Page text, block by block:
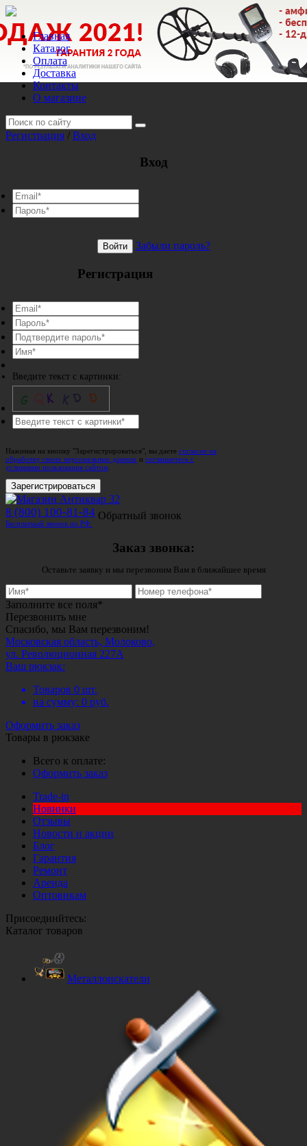
Главная
Каталог
Оплата
Доставка
Контакты
О магазине
Регистрация / Вход
Вход
Войти Забыли пароль?
Регистрация
Введите текст с картинки:
Нажимая на кнопку "Зарегистрироваться", вы даете согласие на
обработку своих персональных данных и соглашаетесь с
условиями пользования сайтом
Зарегистрироваться
8 (800) 100-81-84
Бесплатный звонок по РФ.
Обратный звонок
Заказ звонка:
Оставьте заявку и мы перезвоним Вам в ближайшее время
Заполните все поля*
Перезвонить мне
Спасибо, мы Вам перезвоним!
Московская область, Молоково,
ул. Революционная 227А
Ваш рюкзак:
Товаров 0 шт.
на сумму: 0 руб.
Оформить заказ
Товары в рюкзаке
Всего к оплате:
Оформить заказ
Trade-in
Новинки
Отзывы
Новости и акции
Блог
Гарантия
Ремонт
Аренда
Оптовикам
Присоединйтесь:
Каталог товаров
Металлоискатели